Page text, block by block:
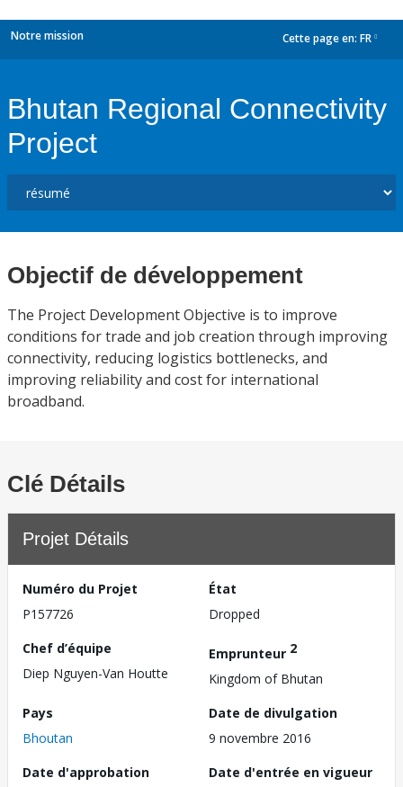
Notre mission Cette page en: FR
Bhutan Regional Connectivity
Project
Objectif de développement
The Project Development Objective is to improve
conditions for trade and job creation through improving
connectivity, reducing logistics bottlenecks, and
improving reliability and cost for international
broadband.
Clé Détails
Projet Détails
Numéro du Projet
P157726
État
Dropped
Chef d’équipe
Diep Nguyen-Van Houtte
Emprunteur 2
Kingdom of Bhutan
Pays
Bhoutan
Date de divulgation
9 novembre 2016
Date d'approbation
Date d'entrée en vigueur